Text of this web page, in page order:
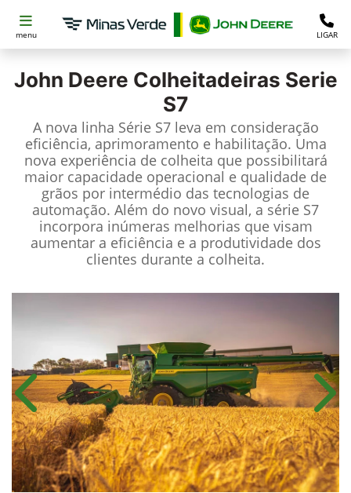
menu LIGAR
John Deere Colheitadeiras Serie
S7
A nova linha Série S7 leva em consideração
eficiência, aprimoramento e habilitação. Uma
nova experiência de colheita que possibilitará
maior capacidade operacional e qualidade de
grãos por intermédio das tecnologias de
automação. Além do novo visual, a série S7
incorpora inúmeras melhorias que visam
aumentar a eficiência e a produtividade dos
clientes durante a colheita.
Anterior